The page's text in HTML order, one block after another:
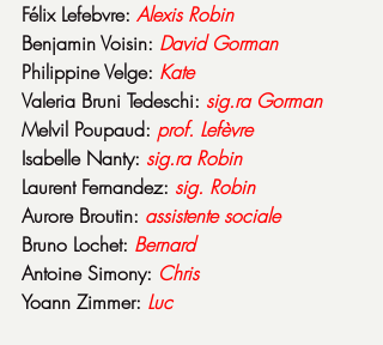
Félix Lefebvre: Alexis Robin
Benjamin Voisin: David Gorman
Philippine Velge: Kate
Valeria Bruni Tedeschi: sig.ra Gorman
Melvil Poupaud: prof. Lefèvre
Isabelle Nanty: sig.ra Robin
Laurent Fernandez: sig. Robin
Aurore Broutin: assistente sociale
Bruno Lochet: Bernard
Antoine Simony: Chris
Yoann Zimmer: Luc